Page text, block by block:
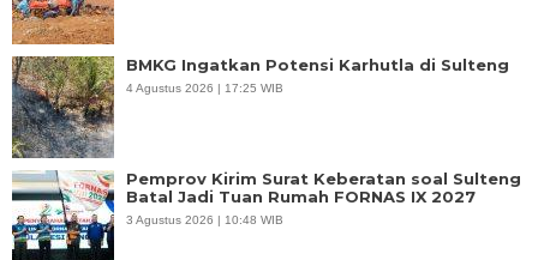
BMKG Ingatkan Potensi Karhutla di Sulteng
4 Agustus 2026 | 17:25 WIB
Pemprov Kirim Surat Keberatan soal Sulteng
Batal Jadi Tuan Rumah FORNAS IX 2027
3 Agustus 2026 | 10:48 WIB